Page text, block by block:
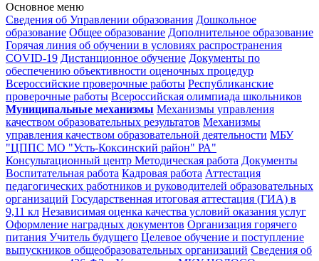
Основное меню
Сведения об Управлении образования Дошкольное
образование Общее образование Дополнительное образование
Горячая линия об обучении в условиях распространения
COVID-19 Дистанционное обучение Документы по
обеспечению объективности оценочных процедур
Всероссийские проверочные работы Республиканские
проверочные работы Всероссийская олимпиада школьников
Муниципальные механизмы Механизмы управления
качеством образовательных результатов Механизмы
управления качеством образовательной деятельности МБУ
"ЦППС МО "Усть-Коксинский район" РА"
Консультационный центр Методическая работа Документы
Воспитательная работа Кадровая работа Аттестация
педагогических работников и руководителей образовательных
организаций Государственная итоговая аттестация (ГИА) в
9,11 кл Независимая оценка качества условий оказания услуг
Оформление наградных документов Организация горячего
питания Учитель будущего Целевое обучение и поступление
выпускников общеобразовательных организаций Сведения об